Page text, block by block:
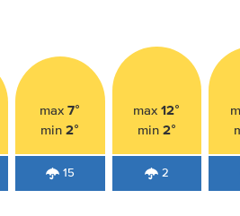
max7°
min2°
15
max12°
min 2°
2